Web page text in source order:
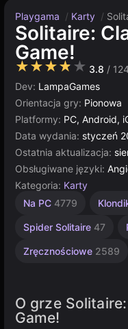
Playgama / Karty /
Solitaire:
Game!
★★★★★ 3.8 /
Dev: LampaGames
Orientacja gry: Pionowa
Platformy: PC, Android,
Data wydania: styczeń
Ostatnia aktualizacja:
Obsługiwane języki:
Kategoria: Karty
Na PC 4779
Spider Solitaire 47
Zręcznościowe 2589
Rosyjskie
Multiplayer
O grze
Game!